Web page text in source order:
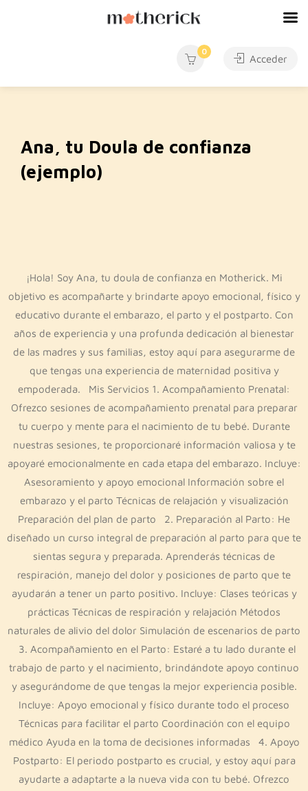
0
Acceder
Ana, tu Doula de confianza
(ejemplo)
¡Hola! Soy Ana, tu doula de confianza en Motherick. Mi
objetivo es acompañarte y brindarte apoyo emocional, físico y
educativo durante el embarazo, el parto y el postparto. Con
años de experiencia y una profunda dedicación al bienestar
de las madres y sus familias, estoy aquí para asegurarme de
que tengas una experiencia de maternidad positiva y
empoderada. Mis Servicios 1. Acompañamiento Prenatal:
Ofrezco sesiones de acompañamiento prenatal para preparar
tu cuerpo y mente para el nacimiento de tu bebé. Durante
nuestras sesiones, te proporcionaré información valiosa y te
apoyaré emocionalmente en cada etapa del embarazo. Incluye:
Asesoramiento y apoyo emocional Información sobre el
embarazo y el parto Técnicas de relajación y visualización
Preparación del plan de parto 2. Preparación al Parto: He
diseñado un curso integral de preparación al parto para que te
sientas segura y preparada. Aprenderás técnicas de
respiración, manejo del dolor y posiciones de parto que te
ayudarán a tener un parto positivo. Incluye: Clases teóricas y
prácticas Técnicas de respiración y relajación Métodos
naturales de alivio del dolor Simulación de escenarios de parto
3. Acompañamiento en el Parto: Estaré a tu lado durante el
trabajo de parto y el nacimiento, brindándote apoyo continuo
y asegurándome de que tengas la mejor experiencia posible.
Incluye: Apoyo emocional y físico durante todo el proceso
Técnicas para facilitar el parto Coordinación con el equipo
médico Ayuda en la toma de decisiones informadas 4. Apoyo
Postparto: El periodo postparto es crucial, y estoy aquí para
ayudarte a adaptarte a la nueva vida con tu bebé. Ofrezco